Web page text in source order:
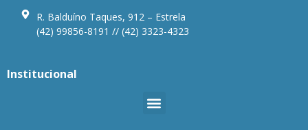
R. Balduíno Taques, 912 – Estrela
(42) 99856-8191 // (42) 3323-4323
Institucional